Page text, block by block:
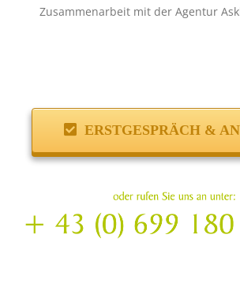
Zusammenarbeit mit der Agentur
ERSTGESPRÄCH &